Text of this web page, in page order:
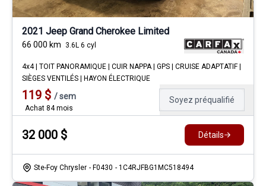
2021 Jeep Grand Cherokee Limited
66 000 km 3.6L 6 cyl
4x4 | TOIT PANORAMIQUE | CUIR NAPPA | GPS | CRUISE ADAPTATIF |
SIÈGES VENTILÉS | HAYON ÉLECTRIQUE
119 $ /sem
Achat 84 mois
Soyez préqualifié
32 000 $ Détails
Ste-Foy Chrysler - F0430 - 1C4RJFBG1MC518494